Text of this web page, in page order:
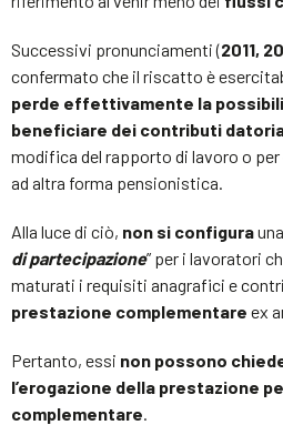
Successivi pronunciamenti (2011,
confermato che il riscatto è
perde effettivamente la
beneficiare dei contributi
modifica del rapporto di lavoro o
ad altra forma pensionistica.
Alla luce di ciò, non si configura
di partecipazione” per i lavoratori
maturati i requisiti anagrafici e
prestazione complementare ex
Pertanto, essi non possono
l’erogazione della prestazione
complementare.